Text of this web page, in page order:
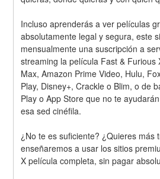
Incluso aprenderás a ver películas
absolutamente legal y segura, este
mensualmente una suscripción a
streaming la película Fast & Furious
Max, Amazon Prime Video, Hulu,
Play, Disney+, Crackle o Blim, o de
Play o App Store que no te
esa sed cinéfila.
¿No te es suficiente? ¿Quieres más
enseñaremos a usar los sitios
X película completa, sin pagar